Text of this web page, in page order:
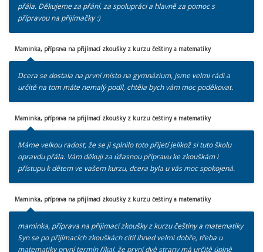
přála. Děkujeme za přání, za spolupráci a hlavně za pomoc s
přípravou na přijímačky :)
Maminka, příprava na přijímací zkoušky z kurzu češtiny a matematiky
Dcera se dostala na první místo na gymnázium, jsme velmi rádi a
určitě na tom máte nemalý podíl, chtěla bych vám moc poděkovat.
Maminka, příprava na přijímací zkoušky z kurzu češtiny a matematiky
Máme velkou radost, že se ji splnilo toto přijetí jelikož si tuto školu
opravdu přála. Vám děkuji za úžasnou přípravu ke zkouškám i
přístupu k dětem ve vašem kurzu, dcera byla u vás moc spokojená.
Maminka, příprava na přijímací zkoušky z kurzu češtiny a matematiky
maminka, příprava na přijimací zkoušky z kurzu češtiny a matematiky
Syn se po přijímacích zkouškách cítil ihned velmi dobře, třeba u
matematiky první termín říkal, že první dvě strany má určitě úplně